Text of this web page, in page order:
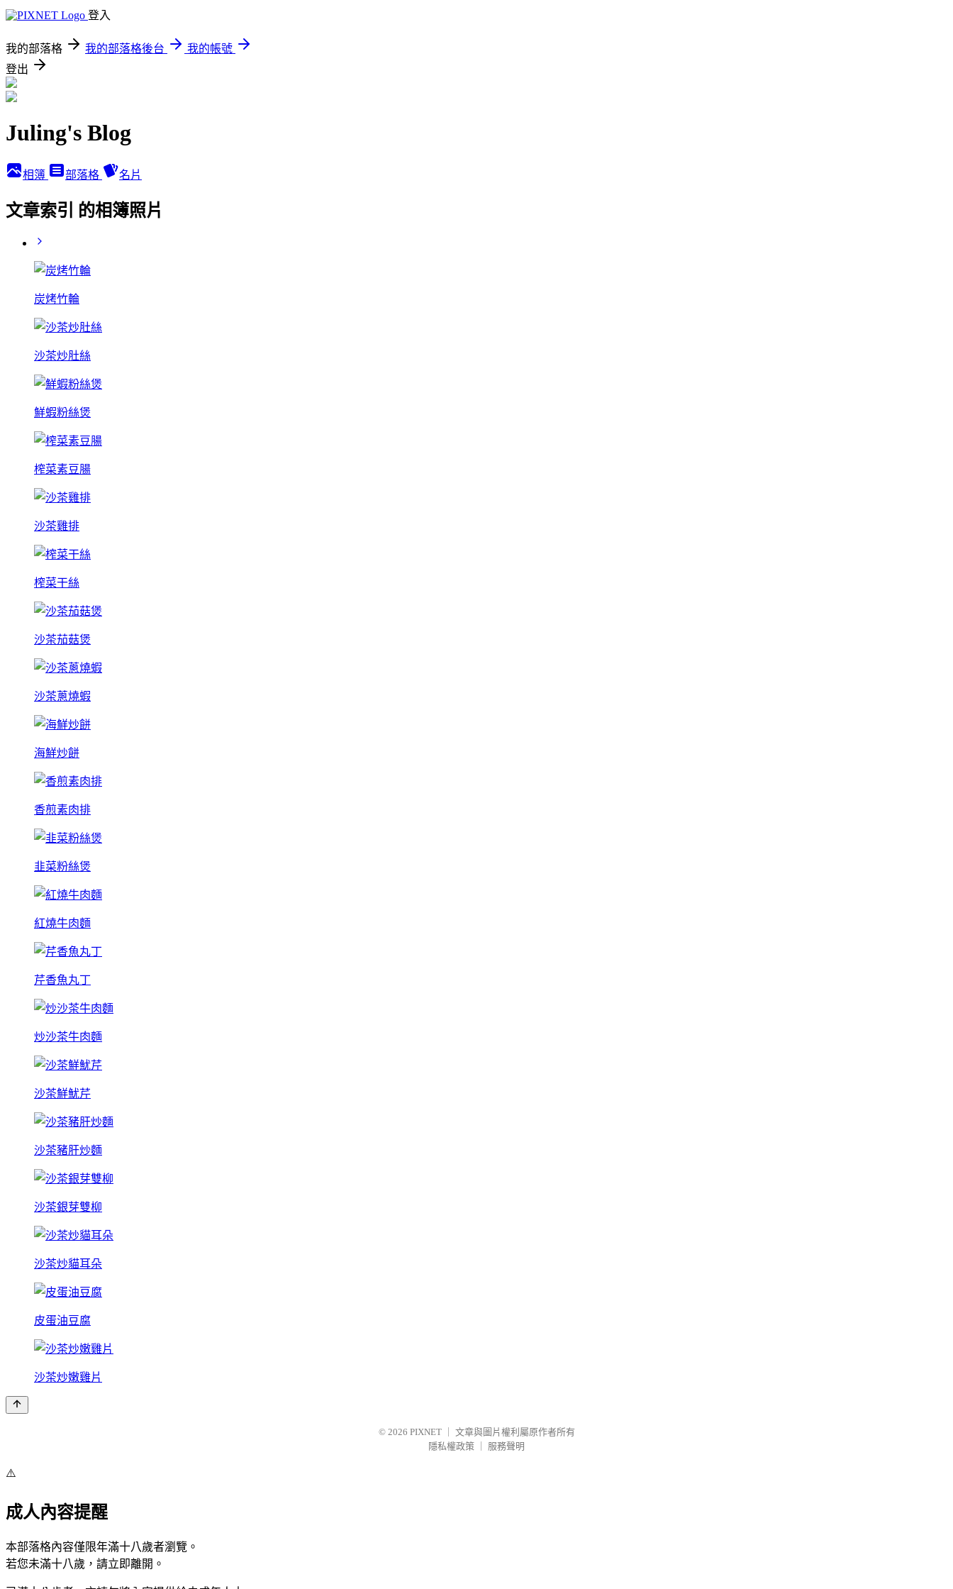
登入
我的部落格 我的部落格後台
我的帳號
登出
Juling's Blog
相簿 部落格 名片
文章索引 的相簿照片
炭烤竹輪
沙茶炒肚絲
鮮蝦粉絲煲
榨菜素豆腸
沙茶雞排
榨菜干絲
沙茶茄菇煲
沙茶蔥燒蝦
海鮮炒餅
香煎素肉排
韭菜粉絲煲
紅燒牛肉麵
芹香魚丸丁
炒沙茶牛肉麵
沙茶鮮魷芹
沙茶豬肝炒麵
沙茶銀芽雙柳
沙茶炒貓耳朵
皮蛋油豆腐
沙茶炒嫩雞片
© 2026 PIXNET
文章與圖片權利屬原作者所有
隱私權政策
服務聲明
⚠️
成人內容提醒
本部落格內容僅限年滿十八歲者瀏覽。
若您未滿十八歲，請立即離開。